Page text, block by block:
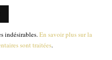
indésirables. En savoir plus sur la
sont traitées.